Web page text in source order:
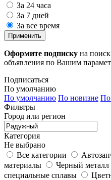
За 24 часа
За 7 дней
За все время
Применить
Оформите подписку на
объявления по Вашим
Подписаться
По умолчанию
По умолчанию По новизне По
Фильтры
Город или регион
Категория
Не выбрано
Все категории
материалы
Черный металл
специальные сплавы